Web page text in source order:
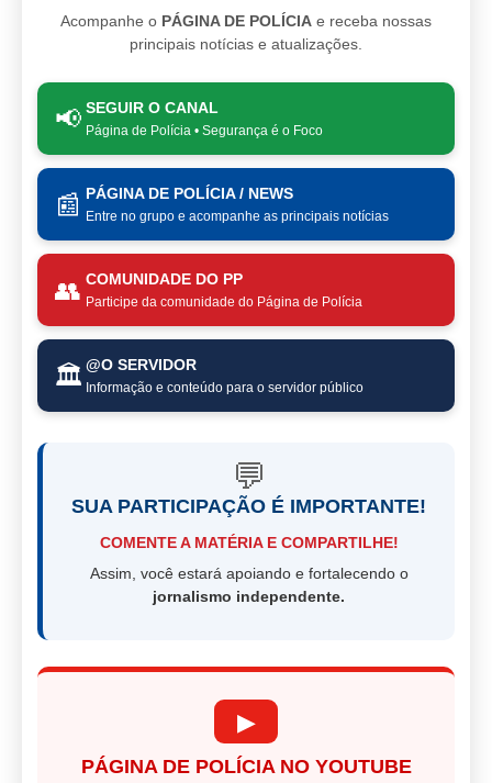
Acompanhe o PÁGINA DE POLÍCIA e receba nossas
principais notícias e atualizações.
📢 SEGUIR O CANAL
Página de Polícia • Segurança é o Foco
📰 PÁGINA DE POLÍCIA / NEWS
Entre no grupo e acompanhe as principais notícias
👥 COMUNIDADE DO PP
Participe da comunidade do Página de Polícia
🏛️ @O SERVIDOR
Informação e conteúdo para o servidor público
💬
SUA PARTICIPAÇÃO É IMPORTANTE!
COMENTE A MATÉRIA E COMPARTILHE!
Assim, você estará apoiando e fortalecendo o
jornalismo independente.
▶
PÁGINA DE POLÍCIA NO YOUTUBE